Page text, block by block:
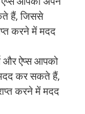
हैं, जिससे
करने में मदद
और ऐप्स आपको
कर सकते हैं,
करने में मदद